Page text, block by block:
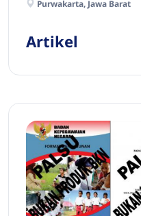
Purwakarta, Jawa Barat
Artikel